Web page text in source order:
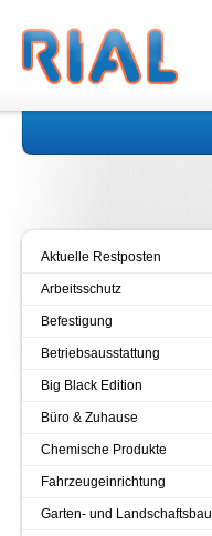
Aktuelle Restposten
Arbeitsschutz
Befestigung
Betriebsausstattung
Big Black Edition
Büro & Zuhause
Chemische Produkte
Fahrzeugeinrichtung
Garten- und Landschaftsbau